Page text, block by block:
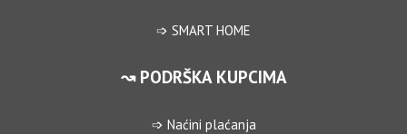
➩ SMART HOME
↝ PODRŠKA KUPCIMA
➩ Naćini plaćanja